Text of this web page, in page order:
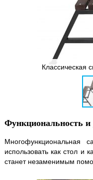
Классическая
Функциональность и
Многофункциональная
использовать как стол и
станет незаменимым